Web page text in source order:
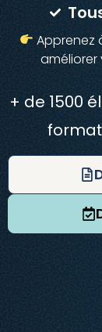
Apprenez
+ de 1500